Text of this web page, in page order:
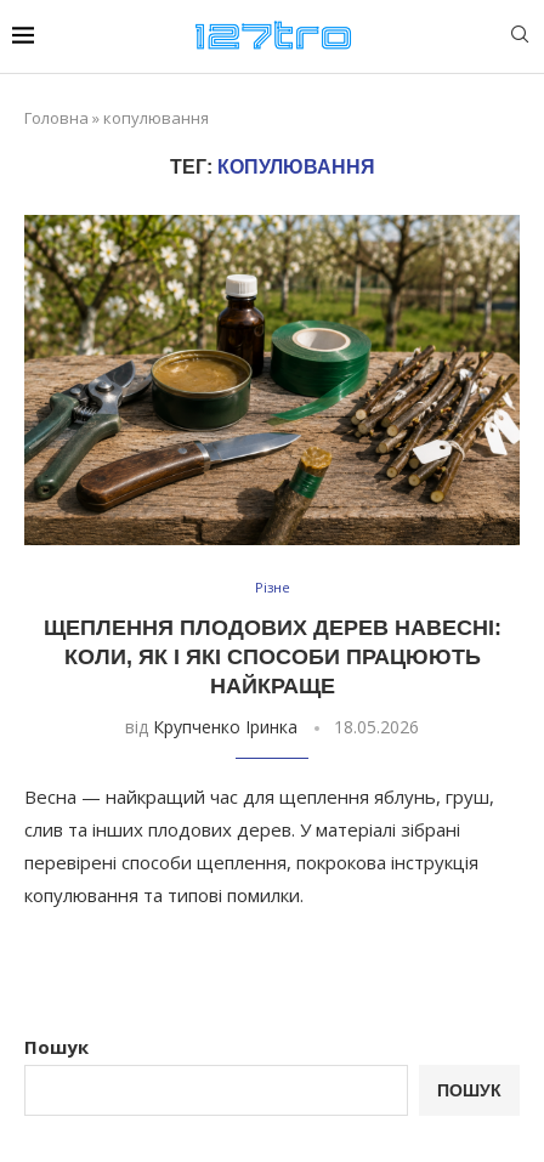
Головна » копулювання
ТЕГ: КОПУЛЮВАННЯ
Різне
ЩЕПЛЕННЯ ПЛОДОВИХ ДЕРЕВ НАВЕСНІ:
КОЛИ, ЯК І ЯКІ СПОСОБИ ПРАЦЮЮТЬ
НАЙКРАЩЕ
від Крупченко Іринка 18.05.2026
Весна — найкращий час для щеплення яблунь, груш,
слив та інших плодових дерев. У матеріалі зібрані
перевірені способи щеплення, покрокова інструкція
копулювання та типові помилки.
Пошук
ПОШУК